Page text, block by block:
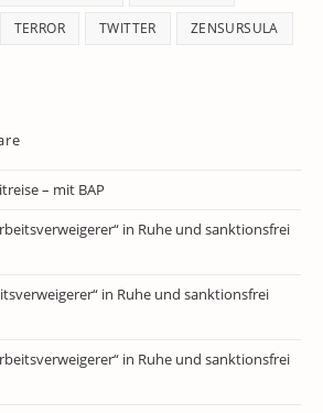
TERROR TWITTER ZENSURSULA
– mit BAP
in Ruhe und sanktionsfrei
in Ruhe und sanktionsfrei
in Ruhe und sanktionsfrei